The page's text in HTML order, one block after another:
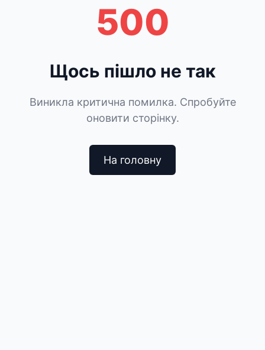
500
Щось пішло не так
Виникла критична помилка. Спробуйте
оновити сторінку.
На головну